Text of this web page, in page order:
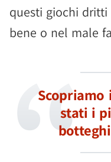
questi giochi
bene o nel male
Scopriamo
stati i